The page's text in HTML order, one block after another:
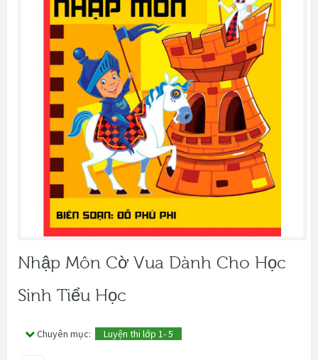
Nhập Môn Cờ Vua Dành Cho Học
Sinh Tiểu Học
Chuyên mục: Luyện thi lớp 1- 5